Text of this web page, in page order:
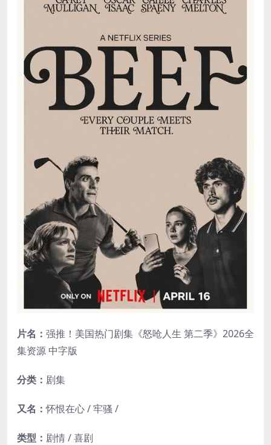
片名： 强推！美国热门剧集《怒呛人生 第二季》2026全
集资源 中字版
分类： 剧集
又名：怀恨在心 / 牢骚 /
类型： 剧情 / 喜剧